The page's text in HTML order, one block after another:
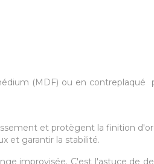
(MDF) ou en contreplaqué
et protègent la finition
et garantir la stabilité.
improvisée. C'est l'astuce de